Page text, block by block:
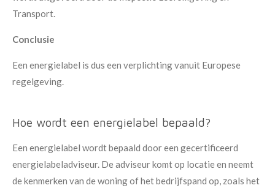
Transport.
Conclusie
Een energielabel is dus een verplichting vanuit Europese
regelgeving.
Hoe wordt een energielabel bepaald?
Een energielabel wordt bepaald door een gecertificeerd
energielabeladviseur. De adviseur komt op locatie en neemt
de kenmerken van de woning of het bedrijfspand op, zoals het